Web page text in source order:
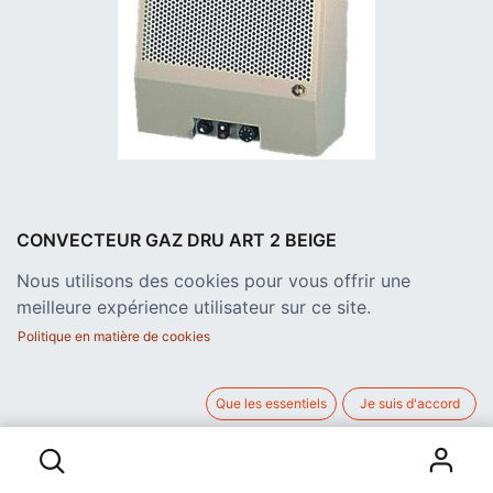
CONVECTEUR GAZ DRU ART 2 BEIGE
Poêle au gaz avec ventouse à choisir, de dimensions L 32 x H
54 x P 20 cm
839,00€
Nous utilisons des cookies pour vous offrir une
meilleure expérience utilisateur sur ce site.
Politique en matière de cookies
Que les essentiels Je suis d'accord